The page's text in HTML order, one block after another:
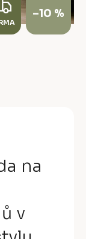
na
v
Z
D
–10 %